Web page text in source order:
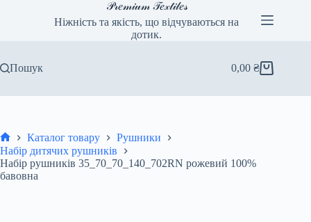
𝒫𝓇𝑒𝓂𝒾𝓊𝓂 𝒯𝑒𝓍𝓉𝒾𝓁𝑒𝓈
Ніжність та якість, що відчуваються на
дотик.
Пошук Кошик
0,00₴
Головна
Каталог товару
Рушники
Набір дитячих рушників
Набір рушників 35_70_70_140_702RN рожевий 100%
бавовна